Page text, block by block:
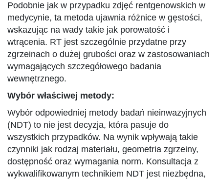
Podobnie jak w przypadku zdjęć rentgenowskich w
medycynie, ta metoda ujawnia różnice w gęstości,
wskazując na wady takie jak porowatość i
wtrącenia. RT jest szczególnie przydatne przy
zgrzeinach o dużej grubości oraz w zastosowaniach
wymagających szczegółowego badania
wewnętrznego.
Wybór właściwej metody:
Wybór odpowiedniej metody badań nieinwazyjnych
(NDT) to nie jest decyzja, która pasuje do
wszystkich przypadków. Na wynik wpływają takie
czynniki jak rodzaj materiału, geometria zgrzeiny,
dostępność oraz wymagania norm. Konsultacja z
wykwalifikowanym technikiem NDT jest niezbędna,